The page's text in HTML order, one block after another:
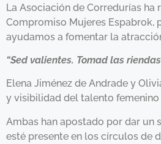
La Asociación de Corredurías
Compromiso Mujeres Espabrok,
ayudamos a fomentar la
“Sed valientes. Tomad las
Elena Jiménez de Andrade y
y visibilidad del talento
Ambas han apostado por dar un
esté presente en los círculos de